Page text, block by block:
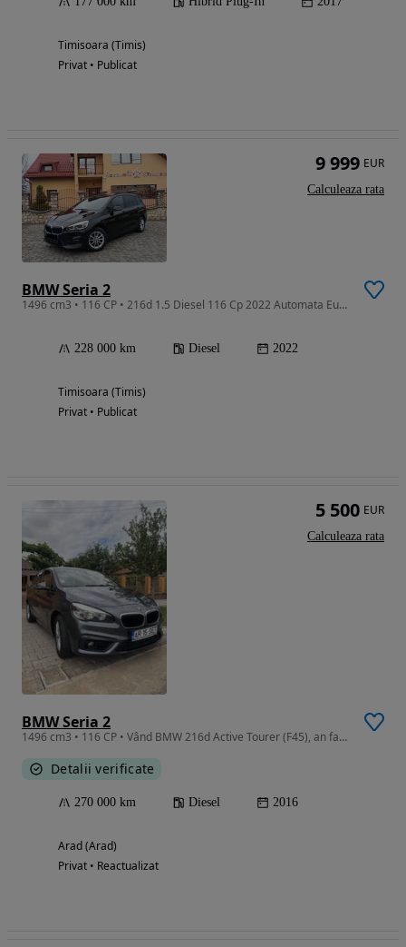
Timisoara (Timis)
Privat • Publicat
BMW Seria 2
1496 cm3 • 116 CP • 216d 1.5 Diesel 116 Cp 2022 Automata Euro 6 Grand Tourer BMW 216 Rate
228 000 km Diesel 2022
Timisoara (Timis)
Privat • Publicat
9 999 EUR
Calculeaza rata
BMW Seria 2
1496 cm3 • 116 CP • Vând BMW 216d Active Tourer (F45), an fabricație 2016
Detalii verificate
270 000 km Diesel 2016
Arad (Arad)
Privat • Reactualizat
5 500 EUR
Calculeaza rata